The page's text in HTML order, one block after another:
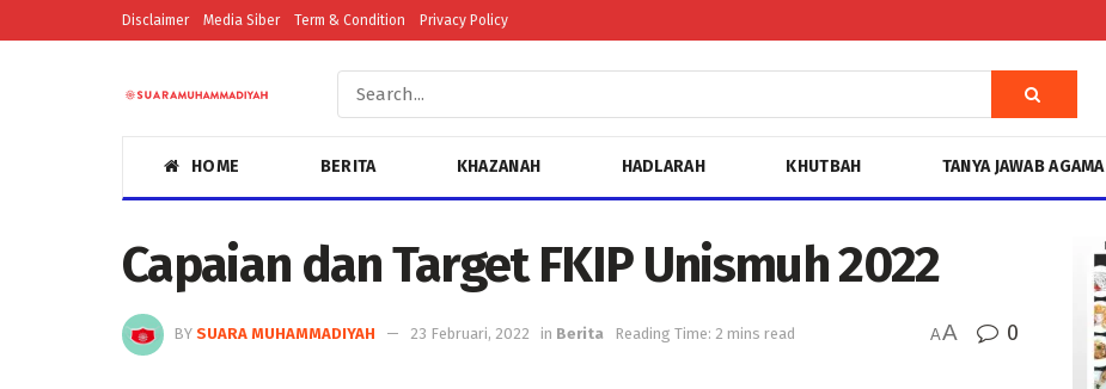
Disclaimer Media Siber Term & Condition Privacy Policy
HOME BERITA KHAZANAH HADLARAH KHUTBAH TANYA JAWAB AGAMA
Capaian dan Target FKIP Unismuh 2022
BY SUARA MUHAMMADIYAH 23 Februari, 2022 in Berita Reading Time: 2 mins read AA 0